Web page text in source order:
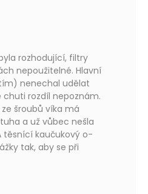
rozhodující, filtry
nepoužitelné. Hlavní
nenechal udělat
rozdíl nepoznám.
šroubů víka má
a už vůbec nešla
těsnící kaučukový o-
tak, aby se při